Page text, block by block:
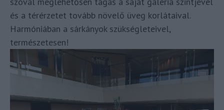
és a térérzetet tovább növelő üveg korlátaival.
Harmóniában a sárkányok szükségleteivel,
természetesen!